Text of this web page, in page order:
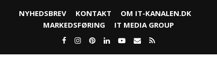
NYHEDSBREV KONTAKT
OM IT-KANALEN.DK
MARKEDSFØRING
IT MEDIA GROUP